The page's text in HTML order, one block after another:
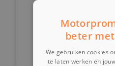
€
beter
We gebruiken cookies
te laten werken en